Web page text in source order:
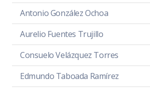
Antonio González Ochoa
Aurelio Fuentes Trujillo
Consuelo Velázquez Torres
Edmundo Taboada Ramírez